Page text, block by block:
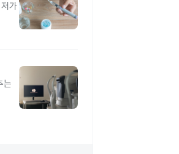
가
는